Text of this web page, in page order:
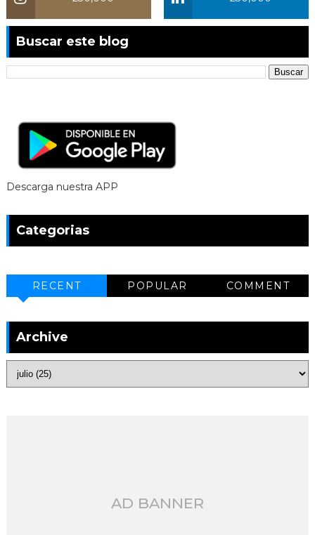
Buscar este blog
Descarga nuestra APP
Categorias
RECENT POPULAR COMMENT
Archive
AD BANNER